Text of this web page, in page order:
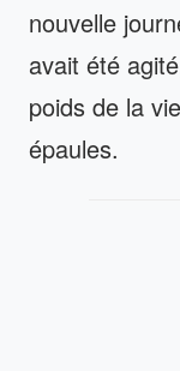
nouvelle
avait été
poids de la
épaules.